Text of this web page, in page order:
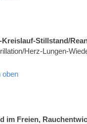
Kreislauf-Stillstand/
Herz-Lungen-
oben
im Freien,